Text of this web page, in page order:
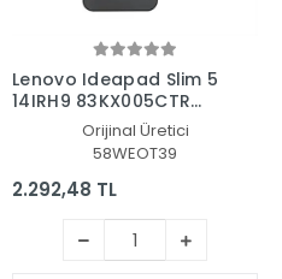
Lenovo Ideapad Slim 5
14IRH9 83KX005CTR
Adaptör Şarj Aleti-
Orijinal Üretici
58WEOT39
2.292,48 TL